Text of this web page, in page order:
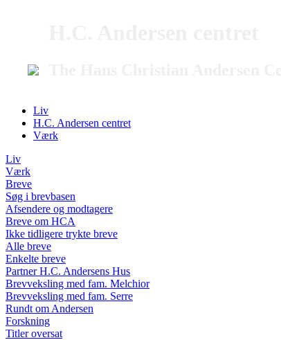
Liv
H.C. Andersen centret
Værk
Liv
Værk
Breve
Søg i brevbasen
Afsendere og modtagere
Breve om HCA
Ikke tidligere trykte breve
Alle breve
Enkelte breve
Partner H.C. Andersens Hus
Brevveksling med fam. Melchior
Brevveksling med fam. Serre
Rundt om Andersen
Forskning
Titler oversat